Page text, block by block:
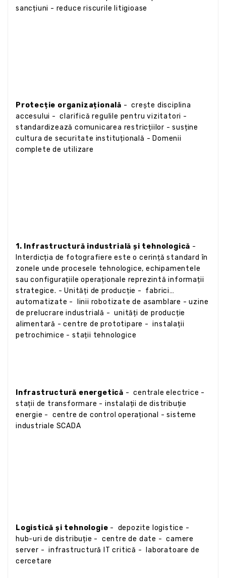
sancțiuni - reduce riscurile litigioase
Protecție organizațională - crește disciplina
accesului - clarifică regulile pentru vizitatori -
standardizează comunicarea restricțiilor - susține
cultura de securitate instituțională - Domenii
complete de utilizare
1. Infrastructură industrială și tehnologică -
Interdicția de fotografiere este o cerință standard în
zonele unde procesele tehnologice, echipamentele
sau configurațiile operaționale reprezintă informații
strategice. - Unități de producție - fabrici
automatizate - linii robotizate de asamblare - uzine
de prelucrare industrială - unități de producție
alimentară - centre de prototipare - instalații
petrochimice - stații tehnologice
Infrastructură energetică - centrale electrice -
stații de transformare - instalații de distribuție
energie - centre de control operațional - sisteme
industriale SCADA
Logistică și tehnologie - depozite logistice -
hub-uri de distribuție - centre de date - camere
server - infrastructură IT critică - laboratoare de
cercetare